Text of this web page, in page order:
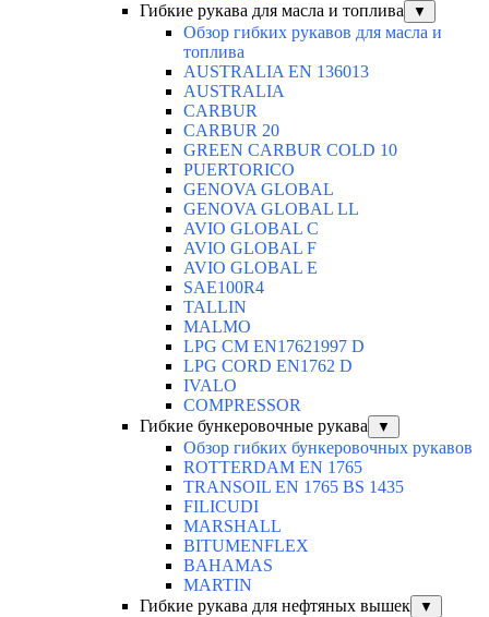
Гибкие рукава для масла и топлива
▼
Обзор гибких рукавов для масла и
топлива
AUSTRALIA EN 136013
AUSTRALIA
CARBUR
CARBUR 20
GREEN CARBUR COLD 10
PUERTORICO
GENOVA GLOBAL
GENOVA GLOBAL LL
AVIO GLOBAL C
AVIO GLOBAL F
AVIO GLOBAL E
SAE100R4
TALLIN
MALMO
LPG CM EN17621997 D
LPG CORD EN1762 D
IVALO
COMPRESSOR
Гибкие бункеровочные рукава
▼
Обзор гибких бункеровочных рукавов
ROTTERDAM EN 1765
TRANSOIL EN 1765 BS 1435
FILICUDI
MARSHALL
BITUMENFLEX
BAHAMAS
MARTIN
Гибкие рукава для нефтяных вышек
▼